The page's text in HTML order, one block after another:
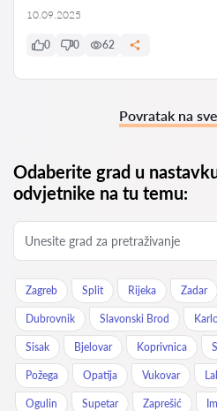
10.09.2025
0 0 62
Povratak na
Odaberite grad u
odvjetnike na tu temu:
Zagreb Split Rijeka Zadar
Dubrovnik Slavonski Brod
Sisak Bjelovar Koprivnica
Požega Opatija Vukovar
Ogulin Supetar Zaprešić